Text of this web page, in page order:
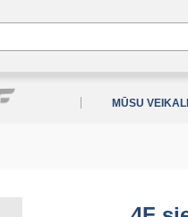
MŪSU VEIKALI